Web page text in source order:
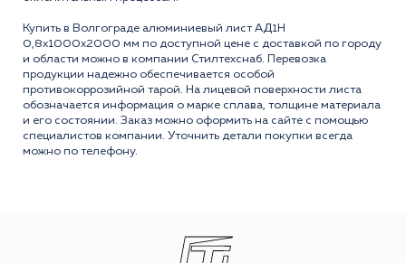
Купить в Волгограде алюминиевый лист АД1Н
0,8x1000x2000 мм по доступной цене с доставкой по городу
и области можно в компании Стилтехснаб. Перевозка
продукции надежно обеспечивается особой
противокоррозийной тарой. На лицевой поверхности листа
обозначается информация о марке сплава, толщине материала
и его состоянии. Заказ можно оформить на сайте с помощью
специалистов компании. Уточнить детали покупки всегда
можно по телефону.